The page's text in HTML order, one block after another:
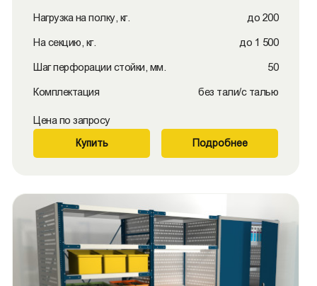
Нагрузка на полку, кг. до 200
На секцию, кг. до 1 500
Шаг перфорации стойки, мм. 50
Комплектация без тали/с талью
Цена по запросу
Купить Подробнее